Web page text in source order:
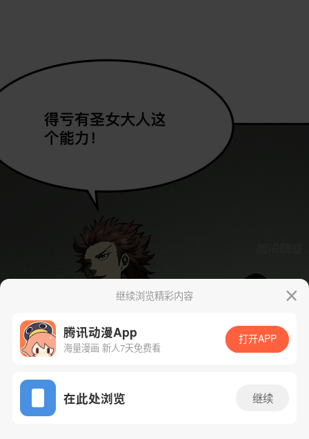
App免费看
继续浏览精彩内容
腾讯动漫App
海量漫画 新人7天免费看
打开APP
在此处浏览 继续